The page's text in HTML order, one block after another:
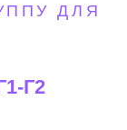
ДЛЯ
Г2